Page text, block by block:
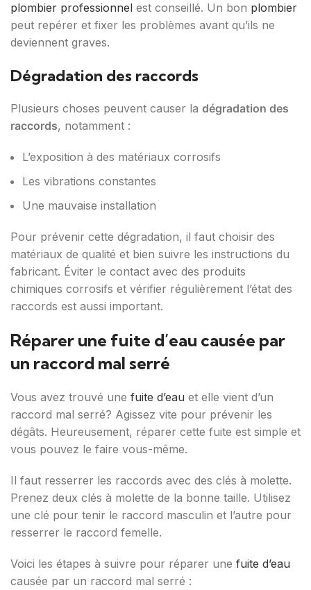
plombier professionnel est conseillé. Un bon plombier
peut repérer et fixer les problèmes avant qu’ils ne
deviennent graves.
Dégradation des raccords
Plusieurs choses peuvent causer la dégradation des
raccords, notamment :
L’exposition à des matériaux corrosifs
Les vibrations constantes
Une mauvaise installation
Pour prévenir cette dégradation, il faut choisir des
matériaux de qualité et bien suivre les instructions du
fabricant. Éviter le contact avec des produits
chimiques corrosifs et vérifier régulièrement l’état des
raccords est aussi important.
Réparer une fuite d’eau causée par
un raccord mal serré
Vous avez trouvé une fuite d’eau et elle vient d’un
raccord mal serré? Agissez vite pour prévenir les
dégâts. Heureusement, réparer cette fuite est simple et
vous pouvez le faire vous-même.
Il faut resserrer les raccords avec des clés à molette.
Prenez deux clés à molette de la bonne taille. Utilisez
une clé pour tenir le raccord masculin et l’autre pour
resserrer le raccord femelle.
Voici les étapes à suivre pour réparer une fuite d’eau
causée par un raccord mal serré :